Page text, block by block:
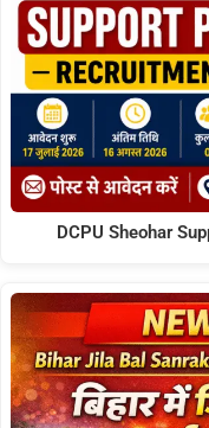
DCPU Sheohar